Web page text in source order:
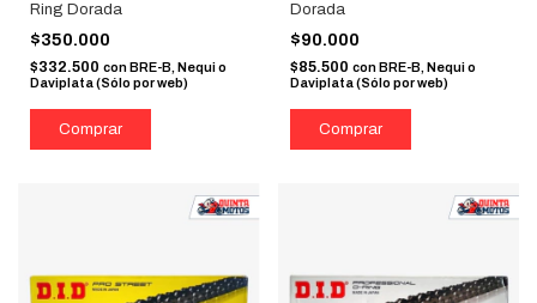
Ring Dorada
$350.000
$332.500 con BRE-B, Nequi o
Daviplata (Sólo por web)
Dorada
$90.000
$85.500 con BRE-B, Nequi o
Daviplata (Sólo por web)